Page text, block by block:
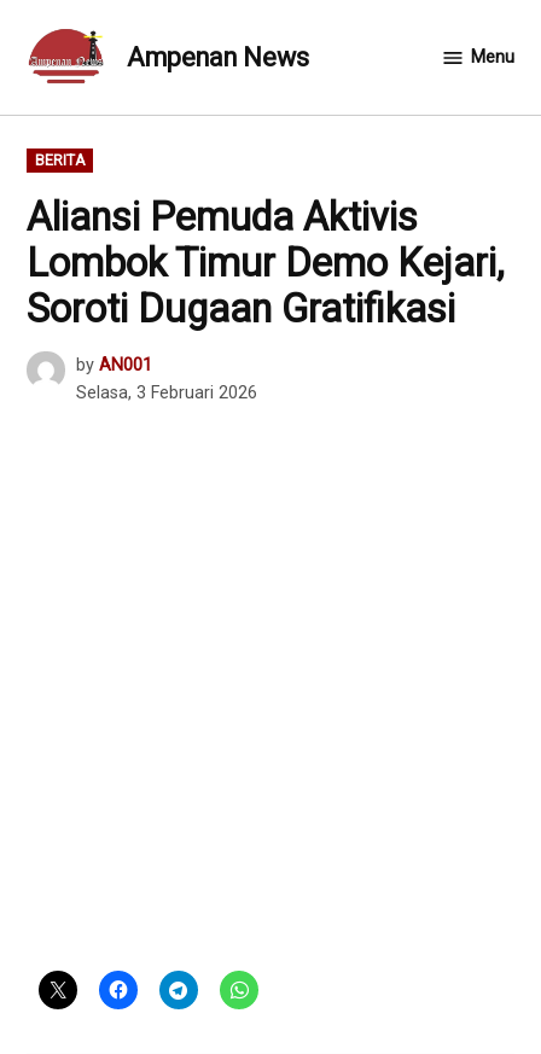
content
Ampenan News Menu
POSTED
IN
BERITA
Aliansi Pemuda Aktivis
Lombok Timur Demo Kejari,
Soroti Dugaan Gratifikasi
by AN001
Selasa, 3 Februari 2026